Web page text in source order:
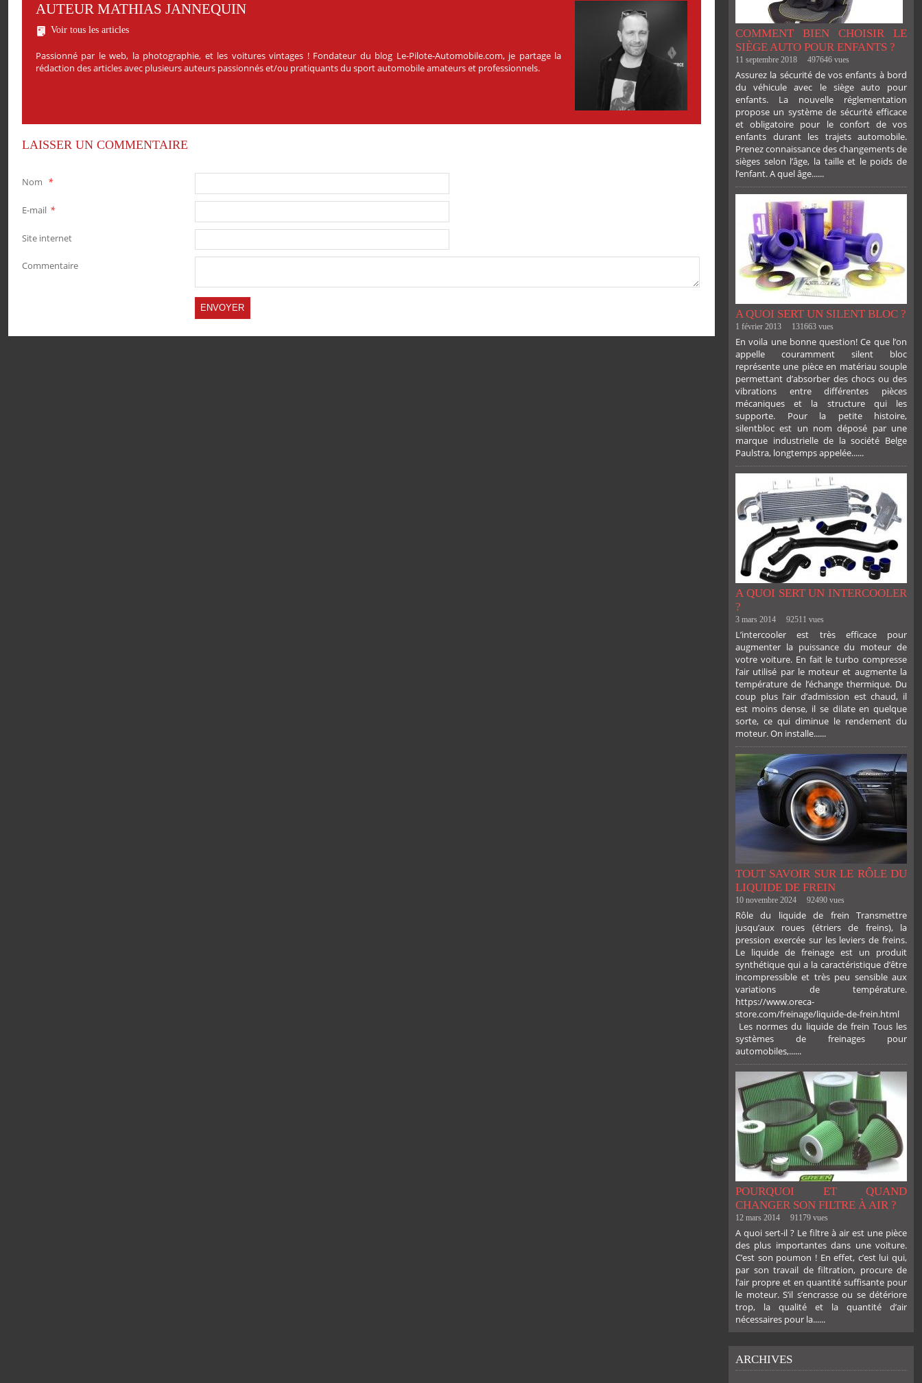
AUTEUR MATHIAS JANNEQUIN
Voir tous les articles
Passionné par le web, la photographie, et les voitures vintages ! Fondateur du blog Le-Pilote-Automobile.com, je partage la
rédaction des articles avec plusieurs auteurs passionnés et/ou pratiquants du sport automobile amateurs et professionnels.
LAISSER UN COMMENTAIRE
Nom *
E-mail *
Site internet
Commentaire
COMMENT BIEN CHOISIR LE
SIÈGE AUTO POUR ENFANTS ?
11 septembre 2018 497646 vues
Assurez la sécurité de vos enfants à bord
du véhicule avec le siège auto pour
enfants. La nouvelle réglementation
propose un système de sécurité efficace
et obligatoire pour le confort de vos
enfants durant les trajets automobile.
Prenez connaissance des changements de
sièges selon l’âge, la taille et le poids de
l’enfant. A quel âge......
A QUOI SERT UN SILENT BLOC ?
1 février 2013 131663 vues
En voila une bonne question! Ce que l’on
appelle couramment silent bloc
représente une pièce en matériau souple
permettant d’absorber des chocs ou des
vibrations entre différentes pièces
mécaniques et la structure qui les
supporte. Pour la petite histoire,
silentbloc est un nom déposé par une
marque industrielle de la société Belge
Paulstra, longtemps appelée......
A QUOI SERT UN INTERCOOLER
?
3 mars 2014 92511 vues
L’intercooler est très efficace pour
augmenter la puissance du moteur de
votre voiture. En fait le turbo compresse
l’air utilisé par le moteur et augmente la
température de l’échange thermique. Du
coup plus l’air d’admission est chaud, il
est moins dense, il se dilate en quelque
sorte, ce qui diminue le rendement du
moteur. On installe......
TOUT SAVOIR SUR LE RÔLE DU
LIQUIDE DE FREIN
10 novembre 2024 92490 vues
Rôle du liquide de frein Transmettre
jusqu’aux roues (étriers de freins), la
pression exercée sur les leviers de freins.
Le liquide de freinage est un produit
synthétique qui a la caractéristique d’être
incompressible et très peu sensible aux
variations de température.
https://www.oreca-
store.com/freinage/liquide-de-frein.html
Les normes du liquide de frein Tous les
systèmes de freinages pour
automobiles,......
POURQUOI ET QUAND
CHANGER SON FILTRE À AIR ?
12 mars 2014 91179 vues
A quoi sert-il ? Le filtre à air est une pièce
des plus importantes dans une voiture.
C’est son poumon ! En effet, c’est lui qui,
par son travail de filtration, procure de
l’air propre et en quantité suffisante pour
le moteur. S’il s’encrasse ou se détériore
trop, la qualité et la quantité d’air
nécessaires pour la......
ARCHIVES